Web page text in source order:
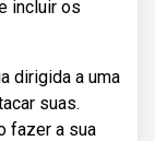
incluir os
dirigida a uma
suas.
fazer a sua